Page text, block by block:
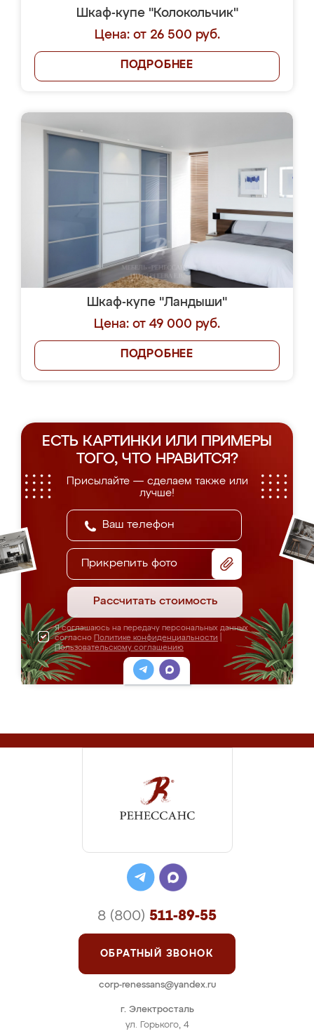
Шкаф-купе "Колокольчик"
Цена: от 26 500 руб.
ПОДРОБНЕЕ
Шкаф-купе "Ландыши"
Цена: от 49 000 руб.
ПОДРОБНЕЕ
ЕСТЬ КАРТИНКИ ИЛИ ПРИМЕРЫ
ТОГО, ЧТО НРАВИТСЯ?
Присылайте — сделаем также или
лучше!
Прикрепить фото
Рассчитать стоимость
Я соглашаюсь на передачу персональных данных
согласно Политике конфиденциальности
Пользовательскому соглашению
г. Электросталь
ул. Горького, 4
8 (800) 511-89-55
ОБРАТНЫЙ ЗВОНОК
corp-renessans@yandex.ru